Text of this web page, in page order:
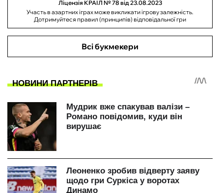
Ліцензія КРАІЛ № 78 від 23.08.2023
Участь в азартних іграх може викликати ігрову залежність.
Дотримуйтеся правил (принципів) відповідальної гри
Всі букмекери